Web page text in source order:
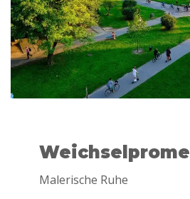
Malerische Ruhe